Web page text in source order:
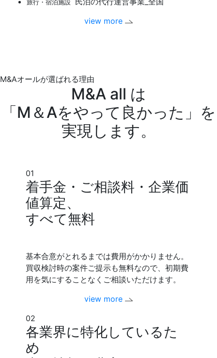
旅行・宿泊施設
view more
M&Aオールが選ばれる理由
M&A all は
「M＆Aをやって良かった」を
実現します。
01
着手金・ご相談料・企業価
値算定、
すべて無料
基本合意がとれるまでは費用がかかりません。
買収検討時の案件ご提示も無料なので、初期費
用を気にすることなくご相談いただけます。
view more
02
各業界に特化しているた
め